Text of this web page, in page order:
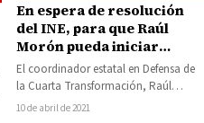
En espera de resolución
del INE, para que Raúl
Morón pueda iniciar
campaña por el Gobierno
de Michoacán
El coordinador estatal en Defensa de
la Cuarta Transformación, Raúl
Morón Orozco, se dijo listo para
10 de abril de 2021